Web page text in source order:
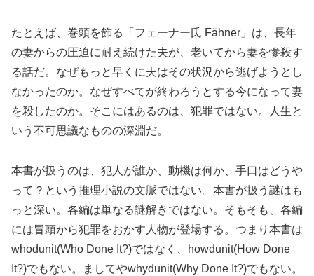
たとえば、巻頭を飾る「フェーナー氏 Fähner」は、長年
の妻からの圧迫に耐え続けた夫が、老いてから妻を惨殺す
る話だ。なぜもっと早くに夫はその状況から逃げようとし
なかったのか。なぜすべてが終わろうとする今になって妻
を殺したのか。そこにはあるのは、犯罪ではない。人生と
いう不可思議なものの深淵だ。
本書が扱うのは、犯人が誰か、動機は何か、手口はどうや
って？という推理小説の文脈ではない。本書が扱う謎はも
っと深い。各編は単なる謎解きではない。そもそも、各編
には冒頭から犯罪をおかす人物が登場する。つまり本書は
whodunit(Who Done It?)ではなく、howdunit(How Done
It?)でもない。ましてやwhydunit(Why Done It?)でもない。